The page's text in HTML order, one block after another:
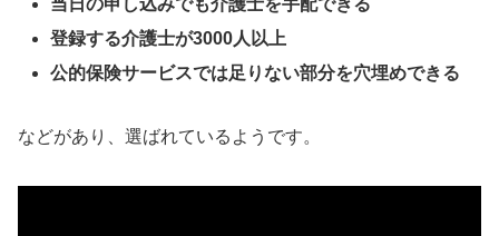
登録する介護士が3000人以上
公的保険サービスでは足りない部分を穴埋めできる
などがあり、選ばれているようです。